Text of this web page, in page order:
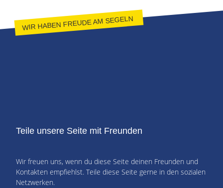
WIR HABEN FREUDE AM SEGELN
Teile unsere Seite mit Freunden
Wir freuen uns, wenn du diese Seite deinen Freunden und
Kontakten empfiehlst. Teile diese Seite gerne in den sozialen
Netzwerken.